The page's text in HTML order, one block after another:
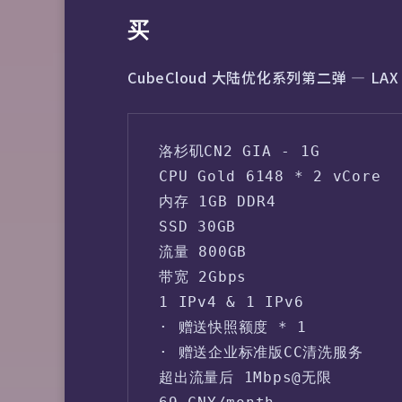
买
CubeCloud 大陆优化系列第二弹 —
洛杉矶CN2 GIA - 1G
CPU Gold 6148 * 2 vCore
内存 1GB DDR4
SSD 30GB
流量 800GB
带宽 2Gbps
1 IPv4 & 1 IPv6
· 赠送快照额度 * 1
· 赠送企业标准版CC清洗服务
超出流量后 1Mbps@无限